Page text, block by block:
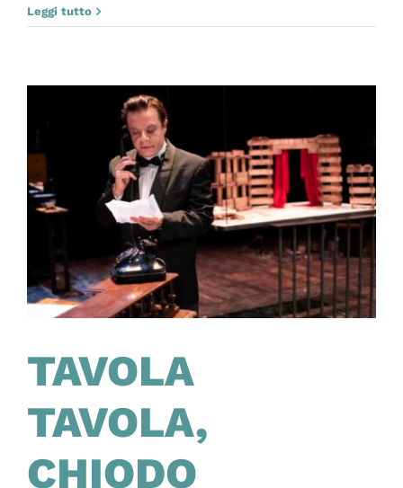
GETTATI
Leggi tutto
TAVOLA
TAVOLA,
CHIODO